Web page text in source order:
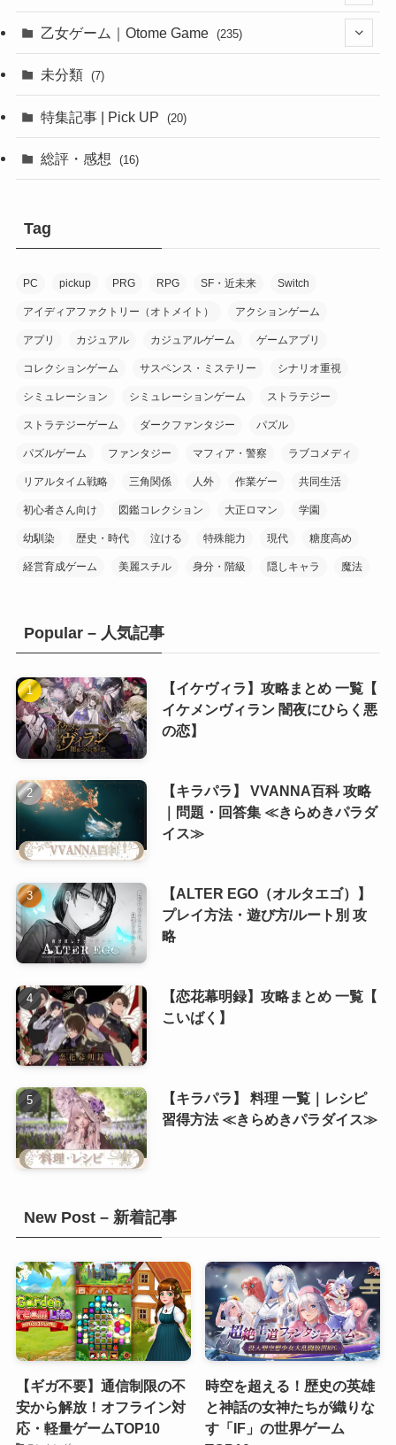
(1)
(6)
(1)
(2)
(1) (1)
(1)
(20)
(1)
(1)
(1)
乙女ゲーム｜Otome Game (235)
(10)
(6)
(8)
(8)
(9)
(7)
(10)
(1)
(11)
(5)
(7)
(8)
(8)
未分類 (7)
特集記事 | Pick UP (20)
総評・感想 (16)
Tag
PC pickup PRG RPG SF・近未来 Switch
アイディアファクトリー（オトメイト） アクションゲーム
アプリ カジュアル カジュアルゲーム ゲームアプリ
コレクションゲーム サスペンス・ミステリー シナリオ重視
シミュレーション シミュレーションゲーム ストラテジー
ストラテジーゲーム ダークファンタジー パズル
パズルゲーム ファンタジー マフィア・警察 ラブコメディ
リアルタイム戦略 三角関係 人外 作業ゲー 共同生活
初心者さん向け 図鑑コレクション 大正ロマン 学園
幼馴染 歴史・時代 泣ける 特殊能力 現代 糖度高め
経営育成ゲーム 美麗スチル 身分・階級 隠しキャラ 魔法
Popular – 人気記事
【イケヴィラ】攻略まとめ 一覧【
イケメンヴィラン 闇夜にひらく悪
の恋】
【キラパラ】 VVANNA百科 攻略
｜問題・回答集 ≪きらめきパラダ
イス≫
【ALTER EGO（オルタエゴ）】
プレイ方法・遊び方/ルート別 攻
略
【恋花幕明録】攻略まとめ 一覧【
こいばく】
【キラパラ】 料理 一覧｜レシピ
習得方法 ≪きらめきパラダイス≫
New Post – 新着記事
【ギガ不要】通信制限の不
安から解放！オフライン対
応・軽量ゲームTOP10
時空を超える！歴史の英雄
と神話の女神たちが織りな
す「IF」の世界ゲーム